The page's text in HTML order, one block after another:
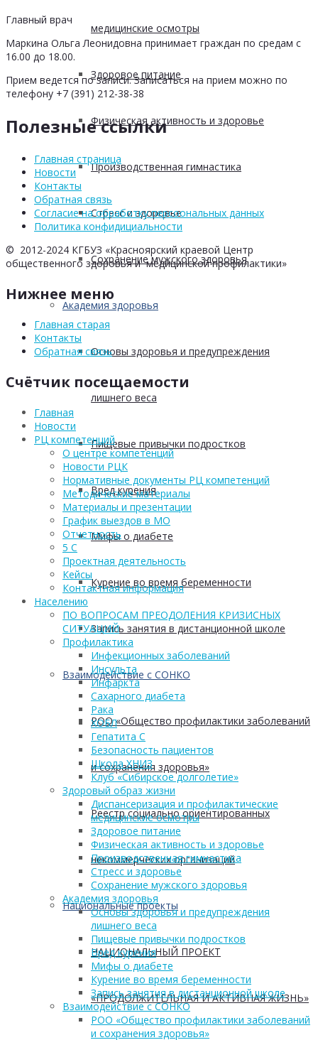
медицинские осмотры
Здоровое питание
Физическая активность и здоровье
Производственная гимнастика
Стресс и здоровье
Сохранение мужского здоровья
Академия здоровья
Основы здоровья и предупреждения
лишнего веса
Пищевые привычки подростков
Вред курения
Мифы о диабете
Курение во время беременности
Запись занятия в дистанционной школе
Взаимодействие с СОНКО
РОО «Общество профилактики заболеваний
и сохранения здоровья»
Реестр социально ориентированных
некоммерческих организаций
Национальные проекты
НАЦИОНАЛЬНЫЙ ПРОЕКТ
«ПРОДОЛЖИТЕЛЬНАЯ И АКТИВНАЯ ЖИЗНЬ»
Главный врач
Маркина Ольга Леонидовна принимает граждан по средам с
16.00 до 18.00.
Прием ведется по записи. Записаться на прием можно по
телефону +7 (391) 212-38-38
Полезные ссылки
Главная страница
Новости
Контакты
Обратная связь
Согласие на обработку персоональных данных
Политика конфидициальности
© 2012-2024 КГБУЗ «Красноярский краевой Центр
общественного здоровья и медицинской профилактики»
Нижнее меню
Главная старая
Контакты
Обратная связь
Счётчик посещаемости
Главная
Новости
РЦ компетенций
О центре компетенций
Новости РЦК
Нормативные документы РЦ компетенций
Методические материалы
Материалы и презентации
График выездов в МО
Отчетность
5 С
Проектная деятельность
Кейсы
Контактная информация
Населению
ПО ВОПРОСАМ ПРЕОДОЛЕНИЯ КРИЗИСНЫХ
СИТУАЦИЙ
Профилактика
Инфекционных заболеваний
Инсульта
Инфаркта
Сахарного диабета
Рака
ХОБЛ
Гепатита С
Безопасность пациентов
Школа ХНИЗ
Клуб «Сибирское долголетие»
Здоровый образ жизни
Диспансеризация и профилактические
медицинские осмотры
Здоровое питание
Физическая активность и здоровье
Производственная гимнастика
Стресс и здоровье
Сохранение мужского здоровья
Академия здоровья
Основы здоровья и предупреждения
лишнего веса
Пищевые привычки подростков
Вред курения
Мифы о диабете
Курение во время беременности
Запись занятия в дистанционной школе
Взаимодействие с СОНКО
РОО «Общество профилактики заболеваний
и сохранения здоровья»